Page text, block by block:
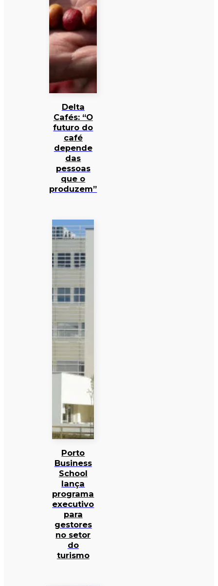
Delta
Cafés: “O
futuro do
café
depende
das
pessoas
que o
produzem”
Porto
Business
School
lança
programa
executivo
para
gestores
no setor
do
turismo